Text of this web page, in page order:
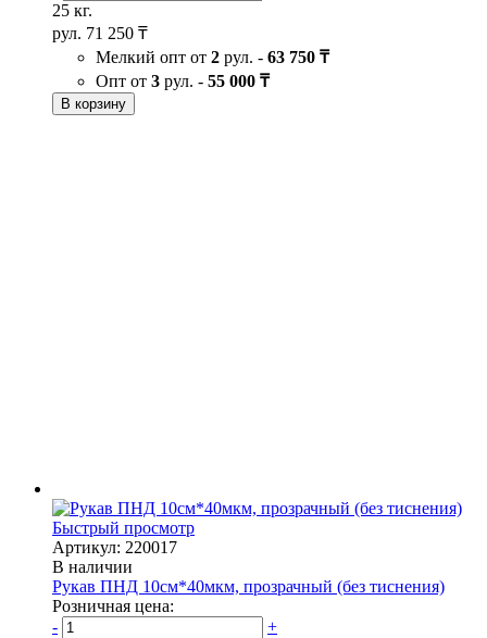
25 кг.
рул. 71 250 ₸
Мелкий опт от 2 рул. - 63 750 ₸
Опт от 3 рул. - 55 000 ₸
В корзину
Быстрый просмотр
Артикул: 220017
В наличии
Рукав ПНД 10см*40мкм, прозрачный (без тиснения)
Розничная цена:
-
+